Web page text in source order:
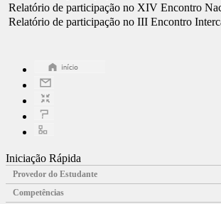
Relatório de participação no XIV Encontro
Relatório de participação no III Encontro
Iniciação Rápida
Provedor do Estudante
Competências